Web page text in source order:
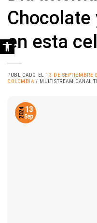
Chocolate
en esta
PUBLICADO EL 13 DE SEPTIEMBRE
COLOMBIA / MULTISTREAM CANAL
13
Sep
2024
Abrir barra de herramientas